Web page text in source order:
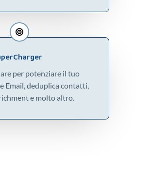
per potenziare il tuo
Email, deduplica contatti,
e molto altro.